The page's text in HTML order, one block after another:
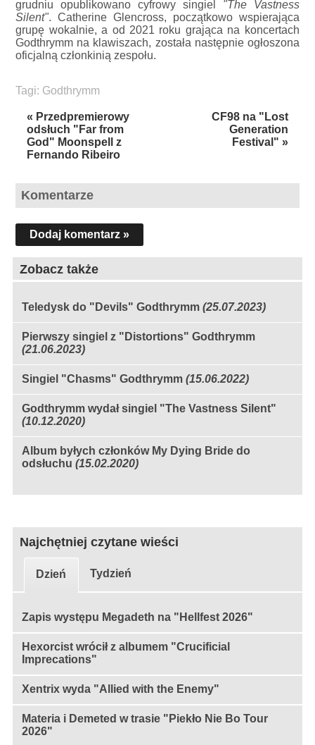
grudniu opublikowano cyfrowy singiel
"The Vastness
Silent". Catherine Glencross, początkowo wspierająca
grupę wokalnie, a od 2021 roku grająca na koncertach
Godthrymm na klawiszach, została następnie ogłoszona
oficjalną członkinią zespołu.
Tagi: Godthrymm
« Przedpremierowy
odsłuch "Far from
God" Moonspell z
Fernando Ribeiro
CF98 na "Lost
Generation
Festival" »
Komentarze
Dodaj komentarz »
Zobacz także
Teledysk do "Devils" Godthrymm (25.07.2023)
Pierwszy singiel z "Distortions" Godthrymm
(21.06.2023)
Singiel "Chasms" Godthrymm (15.06.2022)
Godthrymm wydał singiel "The Vastness Silent"
(10.12.2020)
Album byłych członków My Dying Bride do
odsłuchu (15.02.2020)
Najchętniej czytane wieści
Dzień Tydzień
Zapis występu Megadeth na "Hellfest 2026"
Hexorcist wrócił z albumem "Crucificial
Imprecations"
Xentrix wyda "Allied with the Enemy"
Materia i Demeted w trasie "Piekło Nie Bo Tour
2026"